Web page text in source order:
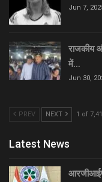
Jun 7,
राजकीय
में…
Jun 30,
PREV NEXT 1 of
Latest News